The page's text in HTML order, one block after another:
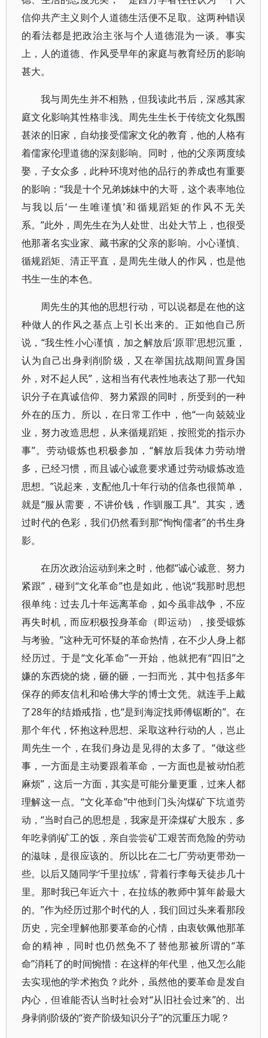
信仰共产主义则个人道德生活便不足取。这两种错误
的看法都是把政治主张与个人道德混为一谈。事实
上，人的道德、作风受早年的家庭与教育经历的影响
甚大。
我与周先生并不相熟，但我读此书后，深感其家
庭文化影响其性格非浅。周先生生长于传统文化氛围
甚浓的旧家，自幼接受儒家文化的教育，他的人格有
着儒家伦理道德的深刻影响。同时，他的父亲两度续
娶，子女众多，此种环境对他的品行的养成也有重要
的影响：“我是十个兄弟姊妹中的大哥，这个表率地位
与我以后‘一生唯谨慎’和循规蹈矩的作风不无关
系。”此外，周先生在为人处世、出处大节上，也很受
他那著名实业家、藏书家的父亲的影响。小心谨慎、
循规蹈矩、清正平直，是周先生做人的作风，也是他
书生一生的本色。
周先生的其他的思想行动，可以说都是在他的这
种做人的作风之基点上引长出来的。正如他自己所
说，“我生性小心谨慎，加之解放后‘原罪’思想沉重，
认为自己出身剥削阶级，又在举国抗战期间置身国
外，对不起人民”，这相当有代表性地表达了那一代知
识分子在真诚信仰、努力紧跟的同时，所受到的一种
外在的压力。所以，在日常工作中，他“一向兢兢业
业，努力改造思想，从来循规蹈矩，按照党的指示办
事”。劳动锻炼也积极参加，“解放后我体力劳动增
多，已经习惯，而且诚心诚意要求通过劳动锻炼改造
思想。”说起来，支配他几十年行动的信条也很简单，
就是“服从需要，不讲价钱，作驯服工具”。其实，透
过时代的色彩，我们仍然看到那“恂恂儒者”的书生身
影。
在历次政治运动到来之时，他都“诚心诚意、努力
紧跟”，碰到“文化革命”也是如此，他说“我那时思想
很单纯：过去几十年远离革命，如今虽非战争，不应
再失时机，而应积极投身革命（即运动），接受锻炼
与考验。”这种无可怀疑的革命热情，在不少人身上都
经历过。于是“文化革命”一开始，他就把有“四旧”之
嫌的东西烧的烧，砸的砸，一扫而光，其中包括多年
保存的师友信札和哈佛大学的博士文凭。就连手上戴
了28年的结婚戒指，也“是到海淀找师傅锯断的”。在
那个年代，怀抱这种思想、采取这种行动的人，岂止
周先生一个，在我们身边是见得的太多了。“做这些
事，一方面是主动要跟着革命，一方面也是被动怕惹
麻烦”，这后一方面，其实是可能分量更重，过来人都
理解这一点。“文化革命”中他到门头沟煤矿下坑道劳
动，“当时自己的思想是，我家是开滦煤矿大股东，多
年吃剥削矿工的饭，亲自尝尝矿工艰苦而危险的劳动
的滋味，是很应该的。所以比在二七厂劳动更带劲一
些。以后又随同学‘千里拉练’，背着行李每天徒步几十
里。那时我已年近六十，在拉练的教师中算年龄最大
的。”作为经历过那个时代的人，我们回过头来看那段
历史，完全理解他那要革命的心情，由衷钦佩他那革
命的精神，同时也仍然免不了替他那被所谓的“革
命”消耗了的时间惋惜：在这样的年代里，他又怎么能
去实现他的学术抱负？此外，虽然他的要革命是发自
内心，但谁能否认当时社会对“从旧社会过来”的、出
身剥削阶级的“资产阶级知识分子”的沉重压力呢？